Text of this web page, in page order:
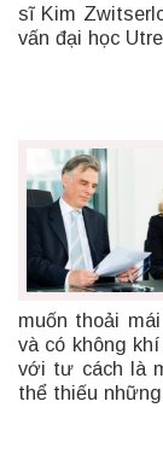
sĩ Kim
vấn đại học
muốn thoải
và có không
với tư cách là
thể thiếu những